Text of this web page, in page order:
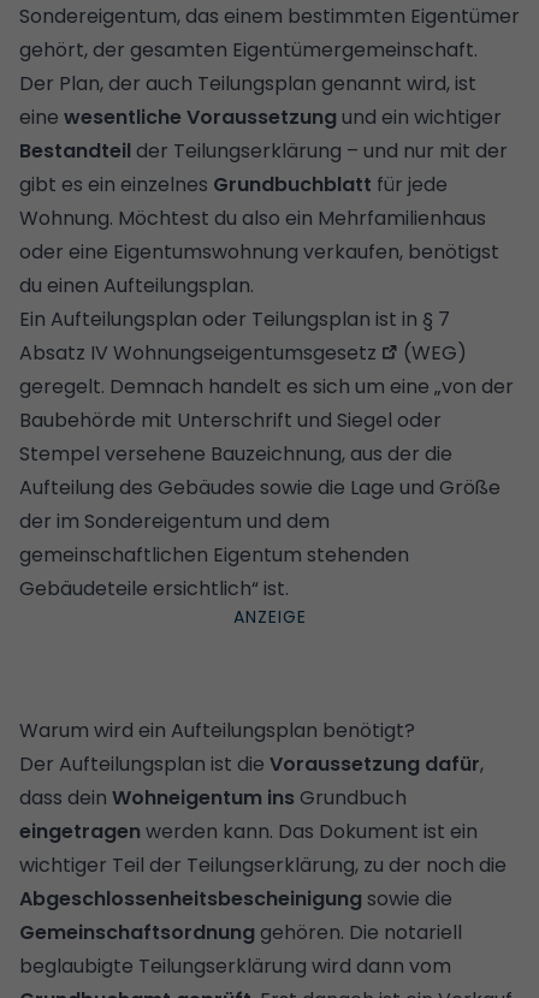
Sondereigentum, das einem bestimmten Eigentümer
gehört, der gesamten Eigentümergemeinschaft.
Der Plan, der auch Teilungsplan genannt wird, ist
eine wesentliche Voraussetzung und ein wichtiger
Bestandteil der Teilungserklärung – und nur mit der
gibt es ein einzelnes Grundbuchblatt für jede
Wohnung. Möchtest du also ein Mehrfamilienhaus
oder eine Eigentumswohnung verkaufen, benötigst
du einen Aufteilungsplan.
Ein Aufteilungsplan oder Teilungsplan ist in § 7
Absatz IV Wohnungseigentumsgesetz
(WEG)
geregelt. Demnach handelt es sich um eine „von der
Baubehörde mit Unterschrift und Siegel oder
Stempel versehene Bauzeichnung, aus der die
Aufteilung des Gebäudes sowie die Lage und Größe
der im Sondereigentum und dem
gemeinschaftlichen Eigentum stehenden
Gebäudeteile ersichtlich“ ist.
‍Warum wird ein Aufteilungsplan benötigt?
Der Aufteilungsplan ist die Voraussetzung dafür,
dass dein Wohneigentum ins Grundbuch
eingetragen werden kann. Das Dokument ist ein
wichtiger Teil der Teilungserklärung, zu der noch die
Abgeschlossenheitsbescheinigung sowie die
Gemeinschaftsordnung gehören. Die notariell
beglaubigte Teilungserklärung wird dann vom